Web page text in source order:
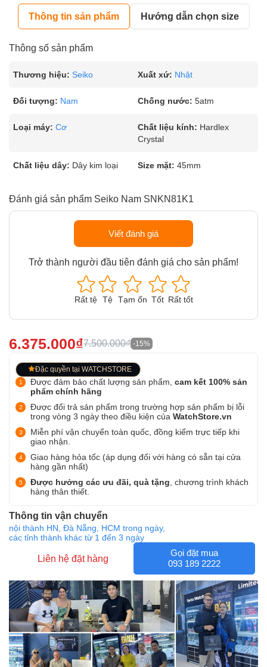
Thông tin sản phẩm Hướng dẫn chọn size
Thông số sản phẩm
Thương hiệu: Seiko Xuất xứ: Nhật
Đối tượng: Nam Chống nước: 5atm
Loại máy: Cơ Chất liệu kính: Hardlex
Crystal
Chất liệu dây: Dây kim loại Size mặt: 45mm
Đánh giá sản phẩm Seiko Nam SNKN81K1
Viết đánh giá
Trở thành người đầu tiên đánh giá cho sản phẩm!
Rất tệ Tệ Tạm ổn Tốt Rất tốt
6.375.000₫7.500.000₫ -15%
Đặc quyền tại WATCHSTORE
Được đảm bảo chất lượng sản phẩm, cam kết 100% sản
phẩm chính hãng
Được đổi trả sản phẩm trong trường hợp sản phẩm bị lỗi
trong vòng 3 ngày theo điều kiện của WatchStore.vn
Miễn phí vận chuyển toàn quốc, đồng kiểm trực tiếp khi
giao nhận.
Giao hàng hỏa tốc (áp dụng đối với hàng có sẵn tại cửa
hàng gần nhất)
Được hưởng các ưu đãi, quà tặng , chương trình khách
hàng thân thiết.
Thông tin vận chuyển
nội thành HN, Đà Nẵng, HCM trong ngày,
các tỉnh thành khác từ 1 đến 3 ngày
Liên hệ đặt hàng
Gọi đặt mua
093 189 2222